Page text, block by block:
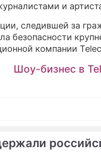
и
следившей за
безопасности
компании
Шоу-бизнес в